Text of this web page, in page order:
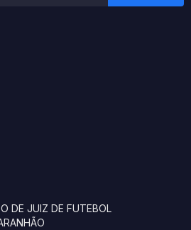
DE JUIZ DE FUTEBOL